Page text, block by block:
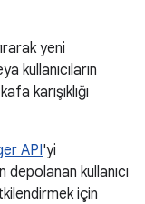
yeni
kullanıcıların
karışıklığı
API'yi
kullanıcı
için